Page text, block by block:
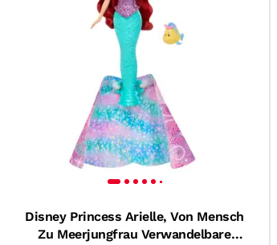
Disney Princess Arielle, Von Mensch
Zu Meerjungfrau Verwandelbare